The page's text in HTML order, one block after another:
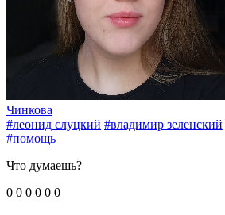
Чинкова
#леонид слуцкий #владимир зеленский
#помощь
Что думаешь?
0 0 0 0 0 0